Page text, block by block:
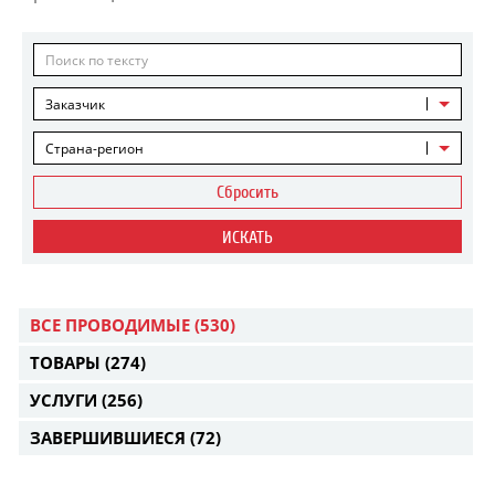
Заказчик
Страна-регион
Сбросить
ИСКАТЬ
ВСЕ ПРОВОДИМЫЕ (530)
ТОВАРЫ (274)
УСЛУГИ (256)
ЗАВЕРШИВШИЕСЯ (72)